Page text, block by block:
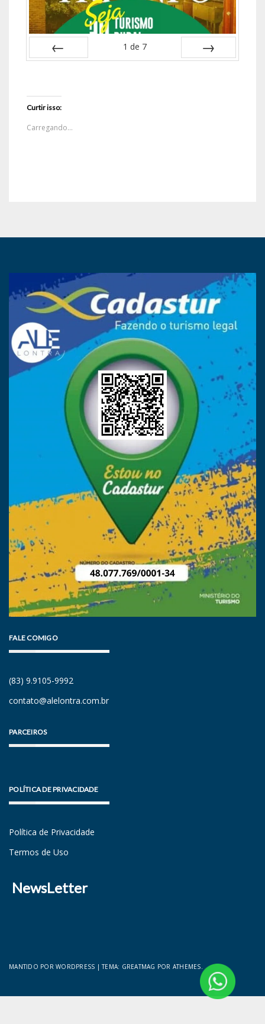
1 de 7
Curtir isso:
Carregando...
FALE COMIGO
(83) 9.9105-9992
contato@alelontra.com.br
PARCEIROS
POLÍTICA DE PRIVACIDADE
Política de Privacidade
Termos de Uso
NewsLetter
MANTIDO POR WORDPRESS |TEMA: GREATMAG POR ATHEMES.